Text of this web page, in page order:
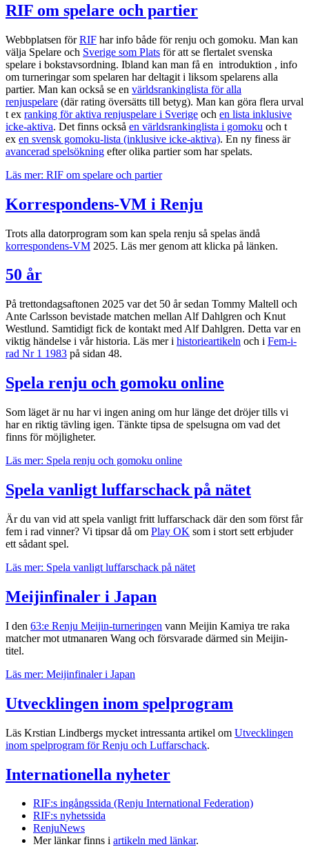
RIF om spelare och partier
Webbplatsen förRIF har info både för renju och gomoku. Man kan
välja Spelare och Sverige som Plats för att se flertalet svenska
spelare i bokstavsordning. Ibland kan man få en introduktion , info
om turneringar som spelaren har deltagit i liksom spelarens alla
partier. Man kan också se en världsrankinglista för alla
renjuspelare (där rating översätts till betyg). Man kan göra flera urval
t ex ranking för aktiva renjuspelare i Sverige och en lista inklusive
icke-aktiva. Det finns också en världsrankinglista i gomoku och t
ex en svensk gomoku-lista (inklusive icke-aktiva). En ny finess är
avancerad spelsökning efter olika partier som har spelats.
Läs mer: RIF om spelare och partier
Korrespondens-VM i Renju
Trots alla datorprogram som kan spela renju så spelas ändå
korrespondens-VM 2025. Läs mer genom att klicka på länken.
50 år
På trettondagsaftonen 2025 var det 50 år sedan Tommy Maltell och
Ante Carlsson bevistade matchen mellan Alf Dahlgren och Knut
Westlund. Samtidigt fick de kontakt med Alf Dahlgren. Detta var en
viktig händelse i vår historia. Läs mer i historieartikeln och i Fem-i-
rad Nr 1 1983 på sidan 48.
Spela renju och gomoku online
Som läget är nu har vi ingen aning om hur länge det dröjer tills vi
har en riktig tävling igen. Tänkte tipsa de spelsugna om vad det
finns för möjligheter.
Läs mer: Spela renju och gomoku online
Spela vanligt luffarschack på nätet
Är du van vid att spela vanligt fritt luffarschack där den som först får
fem i rad vinner? Vi tipsar då om Play OK som i stort sett erbjuder
ett sådant spel.
Läs mer: Spela vanligt luffarschack på nätet
Meijinfinaler i Japan
I den 63:e Renju Meijin-turneringen vann Meijin Kamiya tre raka
matcher mot utmanaren Wang och försvarade därmed sin Meijin-
titel.
Läs mer: Meijinfinaler i Japan
Utvecklingen inom spelprogram
Läs Krstian Lindbergs mycket intressanta artikel om Utvecklingen
inom spelprogram för Renju och Luffarschack.
Internationella nyheter
RIF:s ingångssida (Renju International Federation)
RIF:s nyhetssida
RenjuNews
Mer länkar finns i artikeln med länkar.